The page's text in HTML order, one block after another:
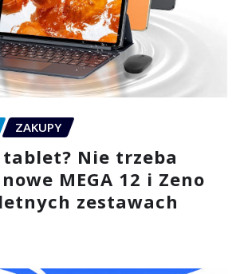
ZAKUPY
Nie trzeba
MEGA 12 i Zeno
zestawach